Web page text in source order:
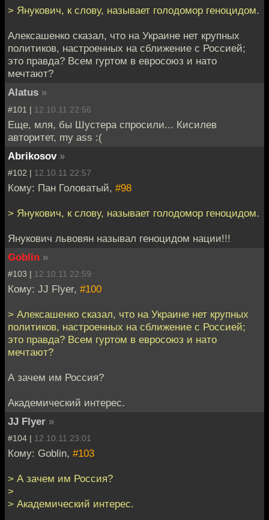
> Янукович, к слову, называет голодомор геноцидом.
Алексашенко сказал, что на Украине нет крупных
политиков, настроенных на сближение с Россией;
это правда? Всем гуртом в евросоюз и нато
мечтают?
Alatus »
#101 | 12.10.11 22:56
Еще, мля, бы Шустера спросили... Кисилев
авторитет, my ass :(
Abrikosov »
#102 | 12.10.11 22:57
Кому: Пан Головатый, #98
> Янукович, к слову, называет голодомор геноцидом.
Янукович львовян называл геноцидом нации!!!
Goblin »
#103 | 12.10.11 22:59
Кому: JJ Flyer, #100
> Алексашенко сказал, что на Украине нет крупных
политиков, настроенных на сближение с Россией;
это правда? Всем гуртом в евросоюз и нато
мечтают?
А зачем им Россия?
Академический интерес.
JJ Flyer »
#104 | 12.10.11 23:01
Кому: Goblin, #103
> А зачем им Россия?
>
> Академический интерес.